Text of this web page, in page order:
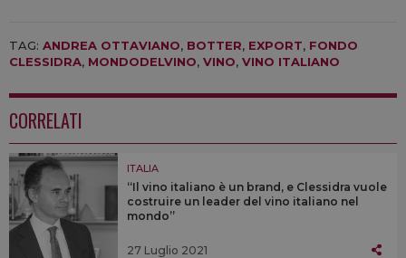
TAG: ANDREA OTTAVIANO, BOTTER, EXPORT, FONDO
CLESSIDRA, MONDODELVINO, VINO, VINO ITALIANO
CORRELATI
ITALIA
“Il vino italiano è un brand, e Clessidra vuole
costruire un leader del vino italiano nel
mondo”
27 Luglio 2021